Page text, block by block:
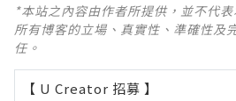
*本站之內容由作者所提供，並不代
所有博客的立場、真實性、準確性及
任。
【 U Creator 招募 】